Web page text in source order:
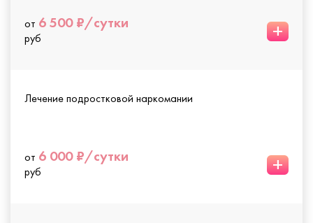
от 6 500 ₽/сутки
руб +
Лечение подростковой наркомании
от 6 000 ₽/сутки
руб +